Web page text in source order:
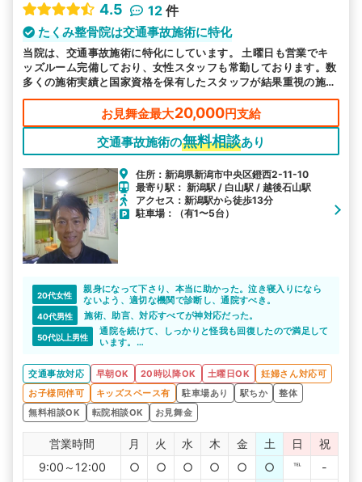
その他の検索方法
駅から探す 院名から探す
4.5
12 件
たくみ整骨院は交通事故施術に特化
当院は、交通事故施術に特化にしています。 土曜日も営業でキ
ッズルーム完備しており、女性スタッフも常勤しております。数
多くの施術実績と国家資格を保有したスタッフが結果重視の施術
をご提供致します。
お見舞金最大20,000円支給
交通事故施術の無料相談あり
住所：新潟県新潟市中央区鐙西2-11-10
最寄り駅： 新潟駅 / 白山駅 / 越後石山駅
アクセス：新潟駅から徒歩13分
駐車場：（有1〜5台）
20代女性
親身になって下さり、本当に助かった。泣き寝入りになら
ないよう、適切な機関で診断し、通院すべき。
40代男性 施術、助言、対応すべてが神対応だった。
50代以上男性
通院を続けて、しっかりと怪我も回復したので満足して
います。
ています。
交通事故対応 早朝OK 20時以降OK 土曜日OK
妊婦さん対応可
お子様同伴可
キッズスペース有 駐車場あり 駅ちか
整体
無料相談OK
転院相談OK お見舞金
営業時間 月 火 水 木 金 土 日
祝
9:00～12:00
○ ○ ○ ○ ○ ○ ℡
-